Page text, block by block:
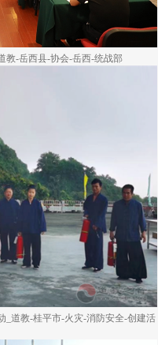
教-岳西县-协会-岳西-统战部
_道教-桂平市-火灾-消防安全-创建活